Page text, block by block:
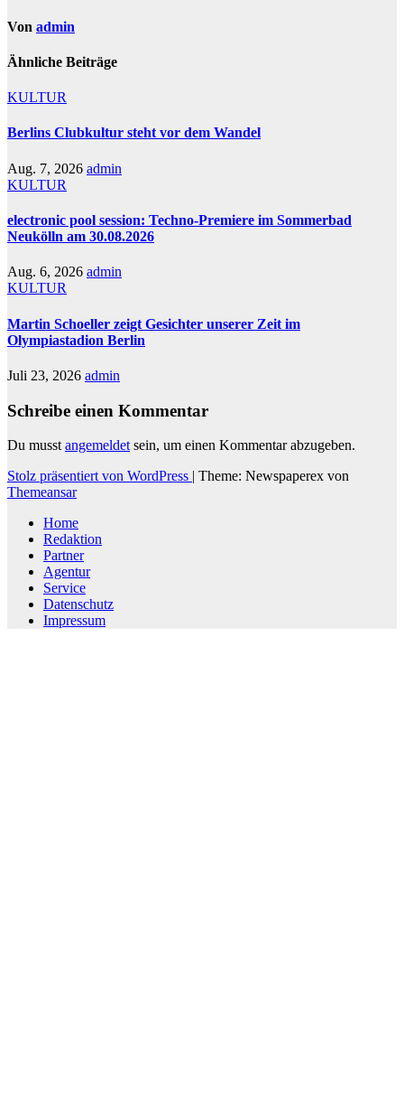
Von admin
Ähnliche Beiträge
KULTUR
Berlins Clubkultur steht vor dem Wandel
Aug. 7, 2026 admin
KULTUR
electronic pool session: Techno-Premiere im Sommerbad
Neukölln am 30.08.2026
Aug. 6, 2026 admin
KULTUR
Martin Schoeller zeigt Gesichter unserer Zeit im
Olympiastadion Berlin
Juli 23, 2026 admin
Schreibe einen Kommentar
Du musst angemeldet sein, um einen Kommentar abzugeben.
Stolz präsentiert von WordPress | Theme: Newspaperex von
Themeansar
Home
Redaktion
Partner
Agentur
Service
Datenschutz
Impressum